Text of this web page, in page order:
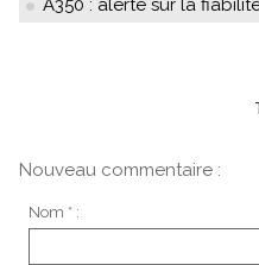
A350 : alerte sur la
Nouveau commentaire :
Nom * :